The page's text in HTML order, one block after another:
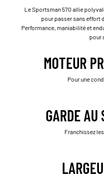
Le Sportsman 570 allie
pour passer sans effort
Performance, maniabilité et
pour
MOTEUR
Pour une
GARDE AU
Franchissez